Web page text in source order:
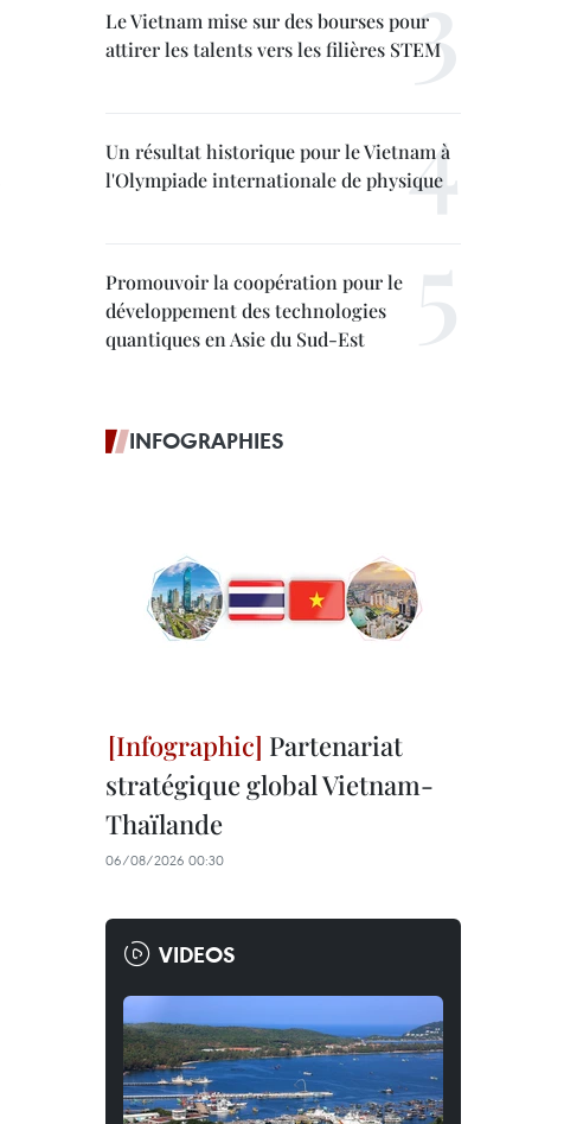
Le Vietnam mise sur des bourses pour
attirer les talents vers les filières STEM
Un résultat historique pour le Vietnam à
l'Olympiade internationale de physique
Promouvoir la coopération pour le
développement des technologies
quantiques en Asie du Sud-Est
INFOGRAPHIES
Partenariat
stratégique global Vietnam-
Thaïlande
06/08/2026 00:30
VIDEOS